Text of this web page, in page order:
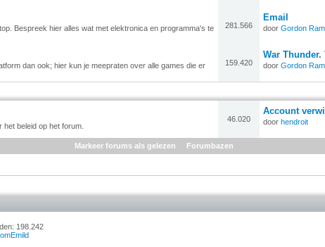
Bespreek hier alles wat met elektronica en programma's te
281.566
Email
door Gordon
dan ook; hier kun je meepraten over alle games die er
159.420
War
door Gordon
beleid op het forum.
46.020
Account
door hendroit
Markeer forums als gelezen
Forumbazen
198.242